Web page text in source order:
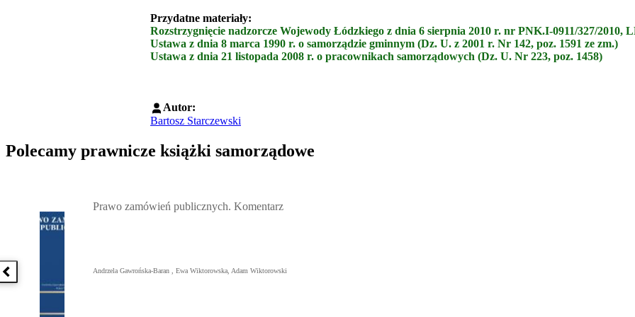
Przydatne materiały:
Rozstrzygnięcie nadzorcze Wojewody Łódzkiego z dnia 6 sierpnia 2010 r. nr PNK.I-0911/327/2010,
Ustawa z dnia 8 marca 1990 r. o samorządzie gminnym (Dz. U. z 2001 r. Nr 142, poz. 1591 ze zm.)
Ustawa z dnia 21 listopada 2008 r. o pracownikach samorządowych (Dz. U. Nr 223, poz. 1458)
Autor:
Bartosz Starczewski
Polecamy prawnicze książki samorządowe
Poprzednia książka
Prawo zamówień publicznych. Komentarz
Andrzela Gawrońska-Baran , Ewa Wiktorowska, Adam Wiktorowski